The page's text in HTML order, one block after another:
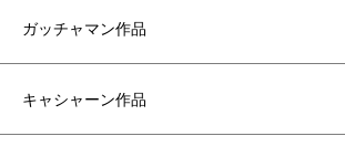
ガッチャマン作品
キャシャーン作品